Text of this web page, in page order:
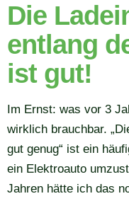
Die
entlang
ist gut!
Im Ernst: was vor 3
wirklich brauchbar.
gut genug“ ist ein
ein Elektroauto
Jahren hätte ich das